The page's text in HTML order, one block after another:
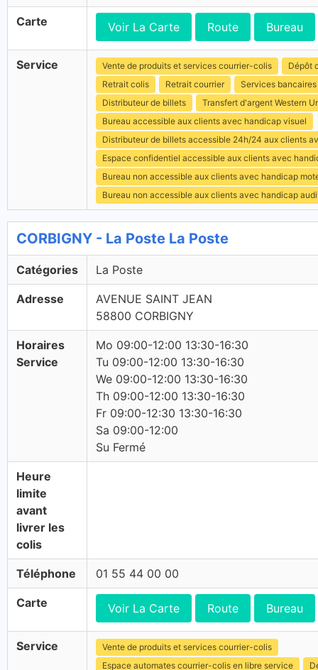
Carte Voir La Carte Route Bureau
Service Vente de produits et services courrier-colis
Dépôt
Retrait colis
Retrait courrier
Services bancaires
Distributeur de billets
Transfert d'argent Western
Bureau accessible aux clients avec handicap visuel
Distributeur de billets accessible 24h/24 aux clients
Espace confidentiel accessible aux clients avec
Bureau non accessible aux clients avec handicap
Bureau non accessible aux clients avec handicap
CORBIGNY - La Poste La Poste
Catégories La Poste
Adresse
AVENUE SAINT JEAN
58800 CORBIGNY
Horaires
Service
Mo 09:00-12:00 13:30-16:30
Tu 09:00-12:00 13:30-16:30
We 09:00-12:00 13:30-16:30
Th 09:00-12:00 13:30-16:30
Fr 09:00-12:30 13:30-16:30
Sa 09:00-12:00
Su Fermé
Heure
limite
avant
livrer les
colis
Téléphone 01 55 44 00 00
Carte Voir La Carte Route Bureau
Service
Vente de produits et services courrier-colis
Espace automates courrier-colis en libre service